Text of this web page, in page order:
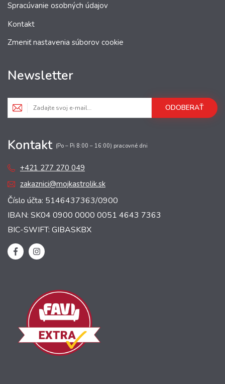
Spracúvanie osobných údajov
Kontakt
Zmeniť nastavenia súborov cookie
Newsletter
ODOBERAŤ
Kontakt (Po – Pi 8:00 – 16:00) pracovné dni
+421 277 270 049
zakaznici@mojkastrolik.sk
Číslo účta: 5146437363/0900
IBAN: SK04 0900 0000 0051 4643 7363
BIC-SWIFT: GIBASKBX